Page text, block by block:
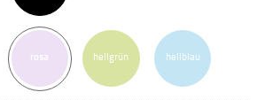
rosa hellgrün hellblau